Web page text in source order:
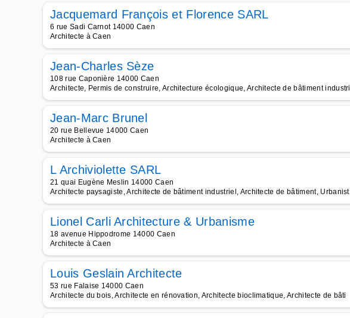
Jacquemard François et Florence SARL
6 rue Sadi Carnot 14000 Caen
Architecte à Caen
Jean-Charles Sèze
108 rue Caponière 14000 Caen
Architecte, Permis de construire, Architecture écologique, Architecte de bâtiment industri
Jean-Marc Brunel
20 rue Bellevue 14000 Caen
Architecte à Caen
L Archiviolette SARL
21 quai Eugène Meslin 14000 Caen
Architecte paysagiste, Architecte de bâtiment industriel, Architecte de bâtiment, Urbanist
Lionel Carli Architecture & Urbanisme
18 avenue Hippodrome 14000 Caen
Architecte à Caen
Louis Geslain Architecte
53 rue Falaise 14000 Caen
Architecte du bois, Architecte en rénovation, Architecte bioclimatique, Architecte de bâti